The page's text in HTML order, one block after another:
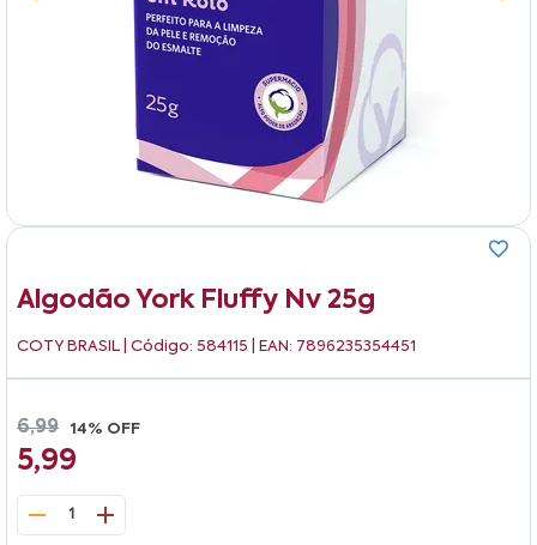
Algodão York Fluffy Nv 25g
COTY BRASIL | Código: 584115 | EAN: 7896235354451
6,99 14% OFF
5,99
1